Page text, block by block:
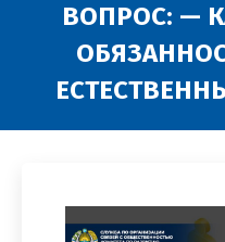
ВОПРОС: —